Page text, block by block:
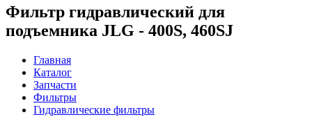
Фильтр гидравлический для
подъемника JLG - 400S, 460SJ
Главная
Каталог
Запчасти
Фильтры
Гидравлические фильтры